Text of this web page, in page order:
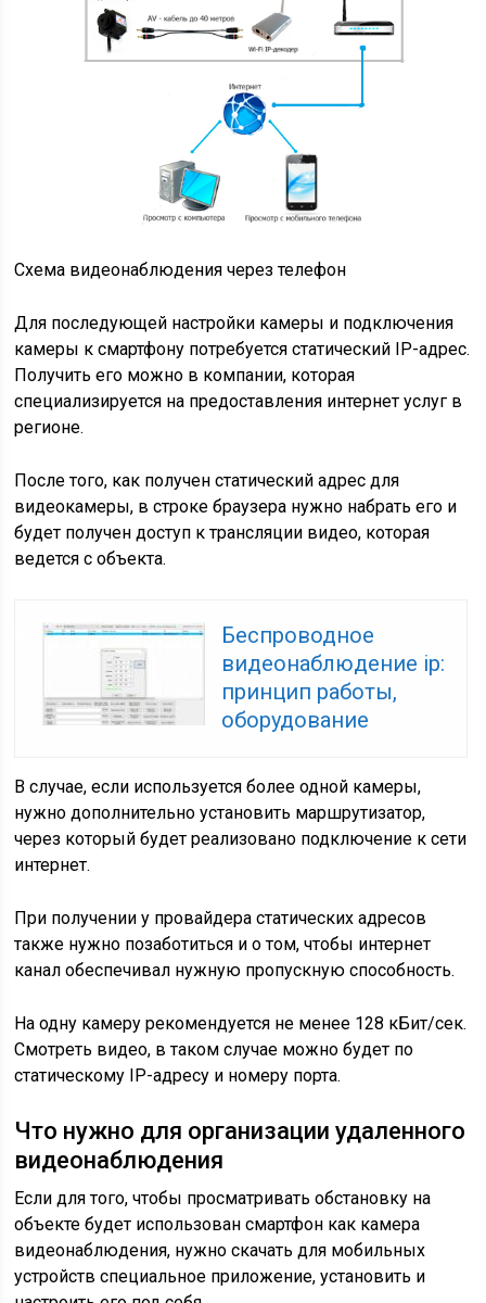
Схема видеонаблюдения через телефон
Для последующей настройки камеры и подключения
камеры к смартфону потребуется статический IP-адрес.
Получить его можно в компании, которая
специализируется на предоставления интернет услуг в
регионе.
После того, как получен статический адрес для
видеокамеры, в строке браузера нужно набрать его и
будет получен доступ к трансляции видео, которая
ведется с объекта.
Беспроводное
видеонаблюдение ip:
принцип работы,
оборудование
В случае, если используется более одной камеры,
нужно дополнительно установить маршрутизатор,
через который будет реализовано подключение к сети
интернет.
При получении у провайдера статических адресов
также нужно позаботиться и о том, чтобы интернет
канал обеспечивал нужную пропускную способность.
На одну камеру рекомендуется не менее 128 кБит/сек.
Смотреть видео, в таком случае можно будет по
статическому IP-адресу и номеру порта.
Что нужно для организации удаленного
видеонаблюдения
Если для того, чтобы просматривать обстановку на
объекте будет использован смартфон как камера
видеонаблюдения, нужно скачать для мобильных
устройств специальное приложение, установить и